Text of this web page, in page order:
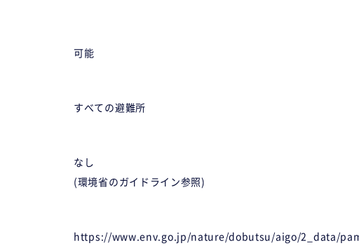
可能
すべての避難所
なし
(環境省のガイドライン参照)
https://www.env.go.jp/nature/dobutsu/aigo/2_data/